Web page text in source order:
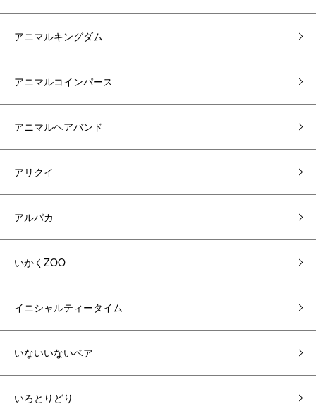
アニマルキングダム
アニマルコインパース
アニマルヘアバンド
アリクイ
アルパカ
いかくZOO
イニシャルティータイム
いないいないベア
いろとりどり